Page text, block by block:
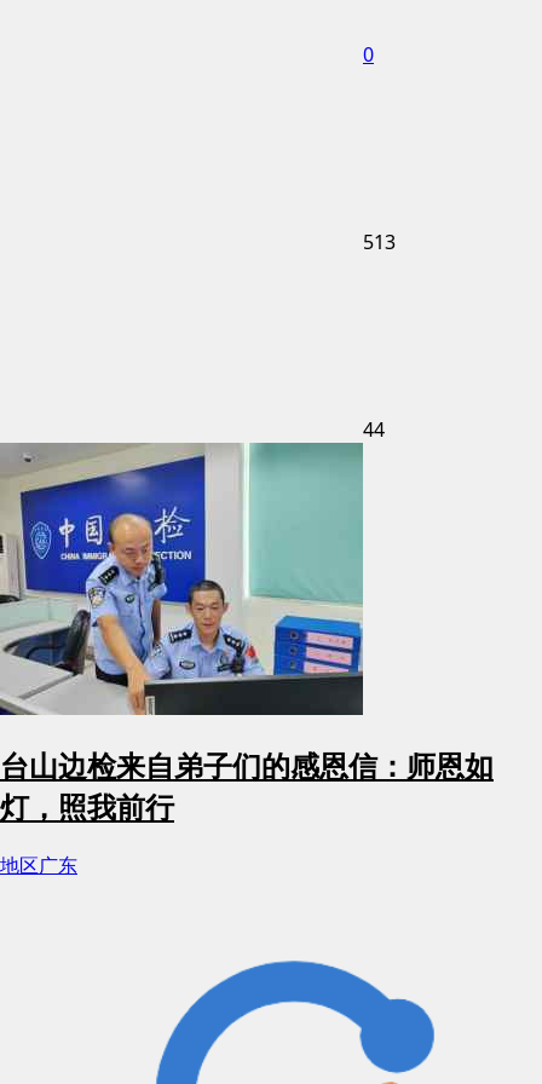
0
513
44
台山边检来自弟子们的感恩信：师恩如
灯，照我前行
地区广东